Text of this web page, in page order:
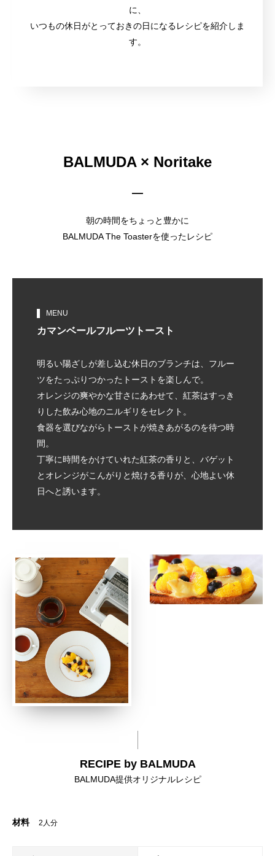
に、
いつもの休日がとっておきの日になるレシピを紹介しま
す。
BALMUDA × Noritake
朝の時間をちょっと豊かに
BALMUDA The Toasterを使ったレシピ
MENU
カマンベールフルーツ トースト
明るい陽ざしが差し込む休日のブランチは、フルー
ツをたっぷりつかったトーストを楽しんで。
オレンジの爽やかな甘さにあわせて、紅茶はすっき
りした飲み心地のニルギリをセレクト。
食器を選びながらトーストが焼きあがるのを待つ時
間。
丁寧に時間をかけていれた紅茶の香りと、バゲット
とオレンジがこんがりと焼ける香りが、心地よい休
日へと誘います。
RECIPE by BALMUDA
BALMUDA提供オリジナルレシピ
材料 2人分